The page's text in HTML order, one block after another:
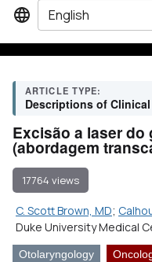
ARTICLE TYPE:
Descriptions of
Excisão a laser
(abordagem
17764 views
C. Scott Brown, MD;
Duke University Medical
Otolaryngology
English